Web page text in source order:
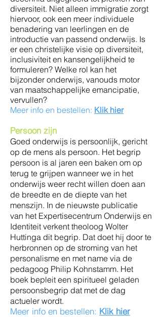
diversiteit. Niet alleen immigratie zorgt
hiervoor, ook een meer individuele
benadering van leerlingen en de
introductie van passend onderwijs. Is
er een christelijke visie op diversiteit,
inclusiviteit en kansengelijkheid te
formuleren? Welke rol kan het
bijzonder onderwijs, vanouds motor
van maatschappelijke emancipatie,
vervullen?
Meer info en bestellen: Klik hier
Persoon zijn
Goed onderwijs is persoonlijk, gericht
op de mens als persoon. Het begrip
persoon is al jaren een baken om op
terug te grijpen wanneer we in het
onderwijs weer recht willen doen aan
de breedte en de diepte van het
menszijn. In de nieuwste publicatie
van het Expertisecentrum Onderwijs en
Identiteit verkent theoloog Wolter
Huttinga dit begrip. Dat doet hij door te
herbronnen op de stroming van het
personalisme en met name via de
pedagoog Philip Kohnstamm. Het
boek bepleit een spiritueel geladen
persoonsbegrip dat met de dag
actueler wordt.
Meer info en bestellen: Klik hier